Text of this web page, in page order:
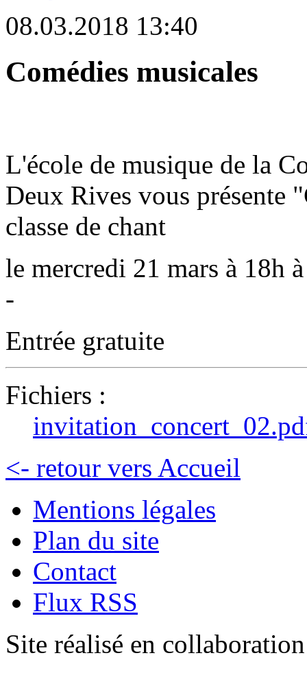
08.03.2018 13:40
Comédies musicales
L'école de musique de la
Deux Rives vous présente
classe de chant
le mercredi 21 mars à 18h
-
Entrée gratuite
Fichiers :
<- retour vers Accueil
Mentions légales
Plan du site
Contact
Flux RSS
Site réalisé en